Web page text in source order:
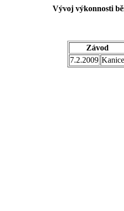
Vývoj výkonnosti
Závod
7.2.2009 Kanice